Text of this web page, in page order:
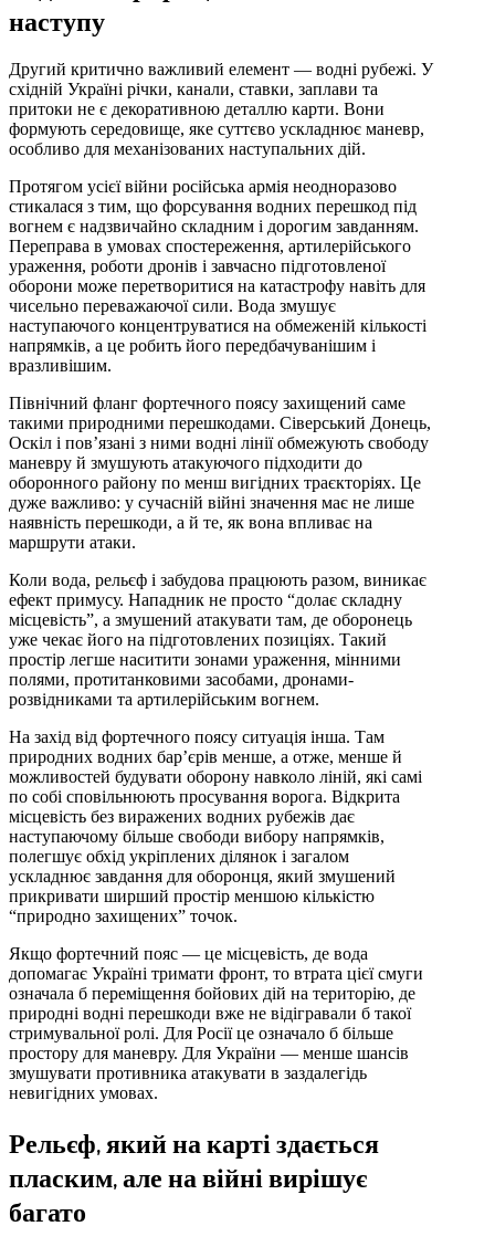
наступу
Другий критично важливий елемент — водні рубежі. У
східній Україні річки, канали, ставки, заплави та
притоки не є декоративною деталлю карти. Вони
формують середовище, яке суттєво ускладнює маневр,
особливо для механізованих наступальних дій.
Протягом усієї війни російська армія неодноразово
стикалася з тим, що форсування водних перешкод під
вогнем є надзвичайно складним і дорогим завданням.
Переправа в умовах спостереження, артилерійського
ураження, роботи дронів і завчасно підготовленої
оборони може перетворитися на катастрофу навіть для
чисельно переважаючої сили. Вода змушує
наступаючого концентруватися на обмеженій кількості
напрямків, а це робить його передбачуванішим і
вразливішим.
Північний фланг фортечного поясу захищений саме
такими природними перешкодами. Сіверський Донець,
Оскіл і пов’язані з ними водні лінії обмежують свободу
маневру й змушують атакуючого підходити до
оборонного району по менш вигідних траєкторіях. Це
дуже важливо: у сучасній війні значення має не лише
наявність перешкоди, а й те, як вона впливає на
маршрути атаки.
Коли вода, рельєф і забудова працюють разом, виникає
ефект примусу. Нападник не просто “долає складну
місцевість”, а змушений атакувати там, де оборонець
уже чекає його на підготовлених позиціях. Такий
простір легше наситити зонами ураження, мінними
полями, протитанковими засобами, дронами-
розвідниками та артилерійським вогнем.
На захід від фортечного поясу ситуація інша. Там
природних водних бар’єрів менше, а отже, менше й
можливостей будувати оборону навколо ліній, які самі
по собі сповільнюють просування ворога. Відкрита
місцевість без виражених водних рубежів дає
наступаючому більше свободи вибору напрямків,
полегшує обхід укріплених ділянок і загалом
ускладнює завдання для оборонця, який змушений
прикривати ширший простір меншою кількістю
“природно захищених” точок.
Якщо фортечний пояс — це місцевість, де вода
допомагає Україні тримати фронт, то втрата цієї смуги
означала б переміщення бойових дій на територію, де
природні водні перешкоди вже не відігравали б такої
стримувальної ролі. Для Росії це означало б більше
простору для маневру. Для України — менше шансів
змушувати противника атакувати в заздалегідь
невигідних умовах.
Рельєф, який на карті здається
пласким, але на війні вирішує
багато